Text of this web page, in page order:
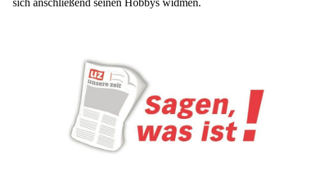
sich anschließend seinen Hobbys widmen.